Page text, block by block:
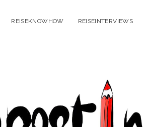
REISEKNOWHOW REISEINTERVIEWS